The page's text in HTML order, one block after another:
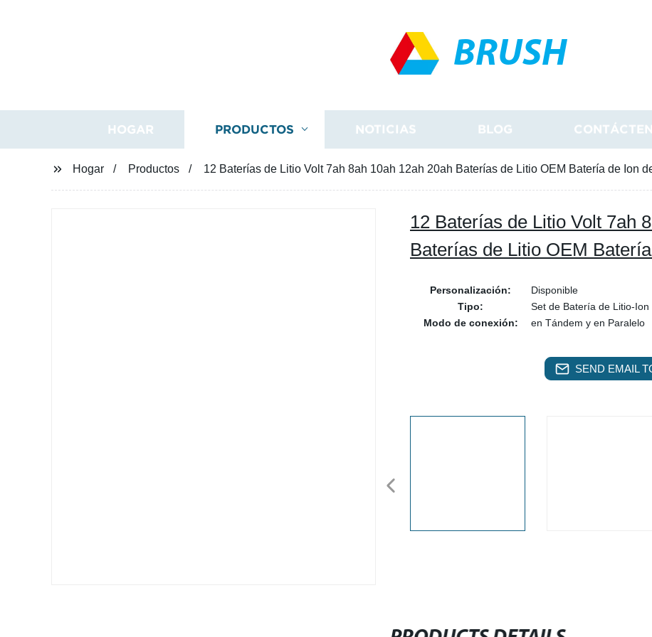
BRUSH
HOGAR PRODUCTOS NOTICIAS BLOG
Hogar Productos 12 Baterías de Litio Volt 7ah 8ah 10ah 12ah 20ah Baterías de Litio OEM Batería de Ion
12 Baterías de Litio Volt 7ah
Baterías de Litio OEM
Personalización:
Disponible
Tipo:
Set de Batería de Litio-Ion
Modo de conexión:
en Tándem y en Paralelo
SEND EMAIL